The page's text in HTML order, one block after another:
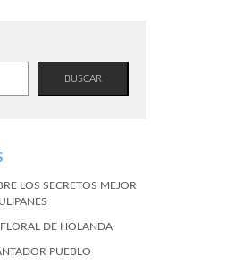
BUSCAR
LOS SECRETOS MEJOR
DE HOLANDA
PUEBLO